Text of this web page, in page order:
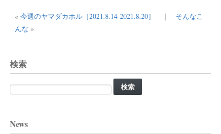
« 今週のヤマダカホル［2021.8.14-2021.8.20］ ｜ そんなこ
んな »
検索
検
索:
News